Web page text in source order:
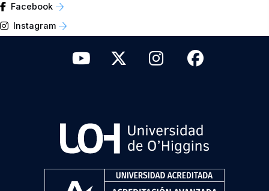
Facebook
Instagram